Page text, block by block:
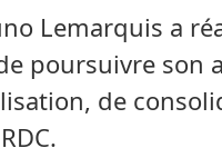
Lemarquis a
poursuivre son
de